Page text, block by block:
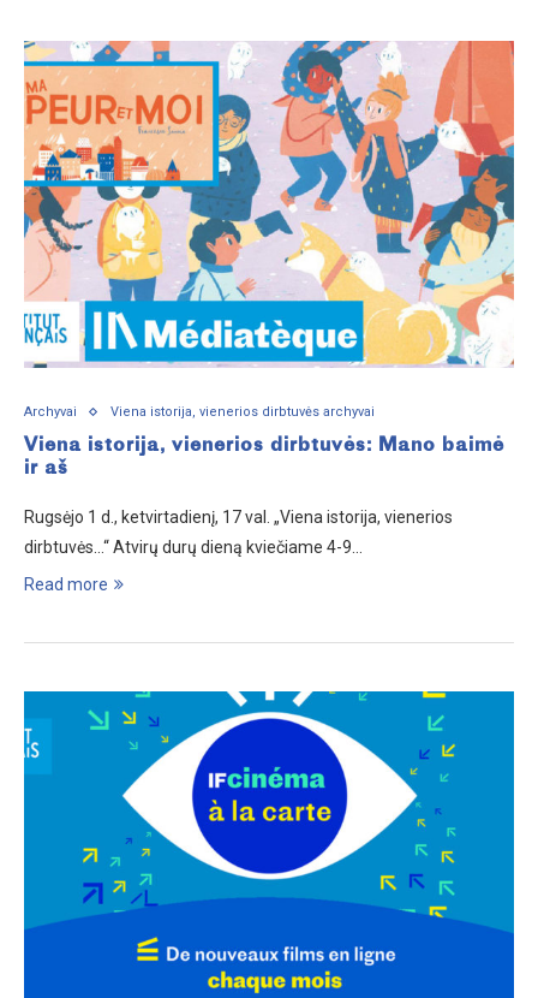
Archyvai Viena istorija, vienerios dirbtuvės archyvai
Viena istorija, vienerios dirbtuvės: Mano baimė
ir aš
Rugsėjo 1 d., ketvirtadienį, 17 val. „Viena istorija, vienerios
dirbtuvės…“ Atvirų durų dieną kviečiame 4-9…
Read more